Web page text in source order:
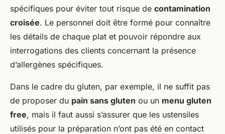
spécifiques pour éviter tout risque de contamination
croisée. Le personnel doit être formé pour connaître
les détails de chaque plat et pouvoir répondre aux
interrogations des clients concernant la présence
d’allergènes spécifiques.
Dans le cadre du gluten, par exemple, il ne suffit pas
de proposer du pain sans gluten ou un menu gluten
free, mais il faut aussi s’assurer que les ustensiles
utilisés pour la préparation n’ont pas été en contact